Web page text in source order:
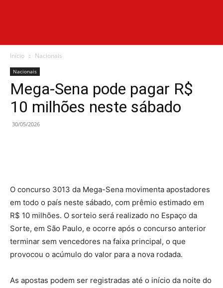
Diário
News
Início Nacionais
Nacionais
Mega-Sena pode pagar R$
10 milhões neste sábado
30/05/2026
O concurso 3013 da Mega-Sena movimenta apostadores
em todo o país neste sábado, com prêmio estimado em
R$ 10 milhões. O sorteio será realizado no Espaço da
Sorte, em São Paulo, e ocorre após o concurso anterior
terminar sem vencedores na faixa principal, o que
provocou o acúmulo do valor para a nova rodada.
As apostas podem ser registradas até o início da noite do